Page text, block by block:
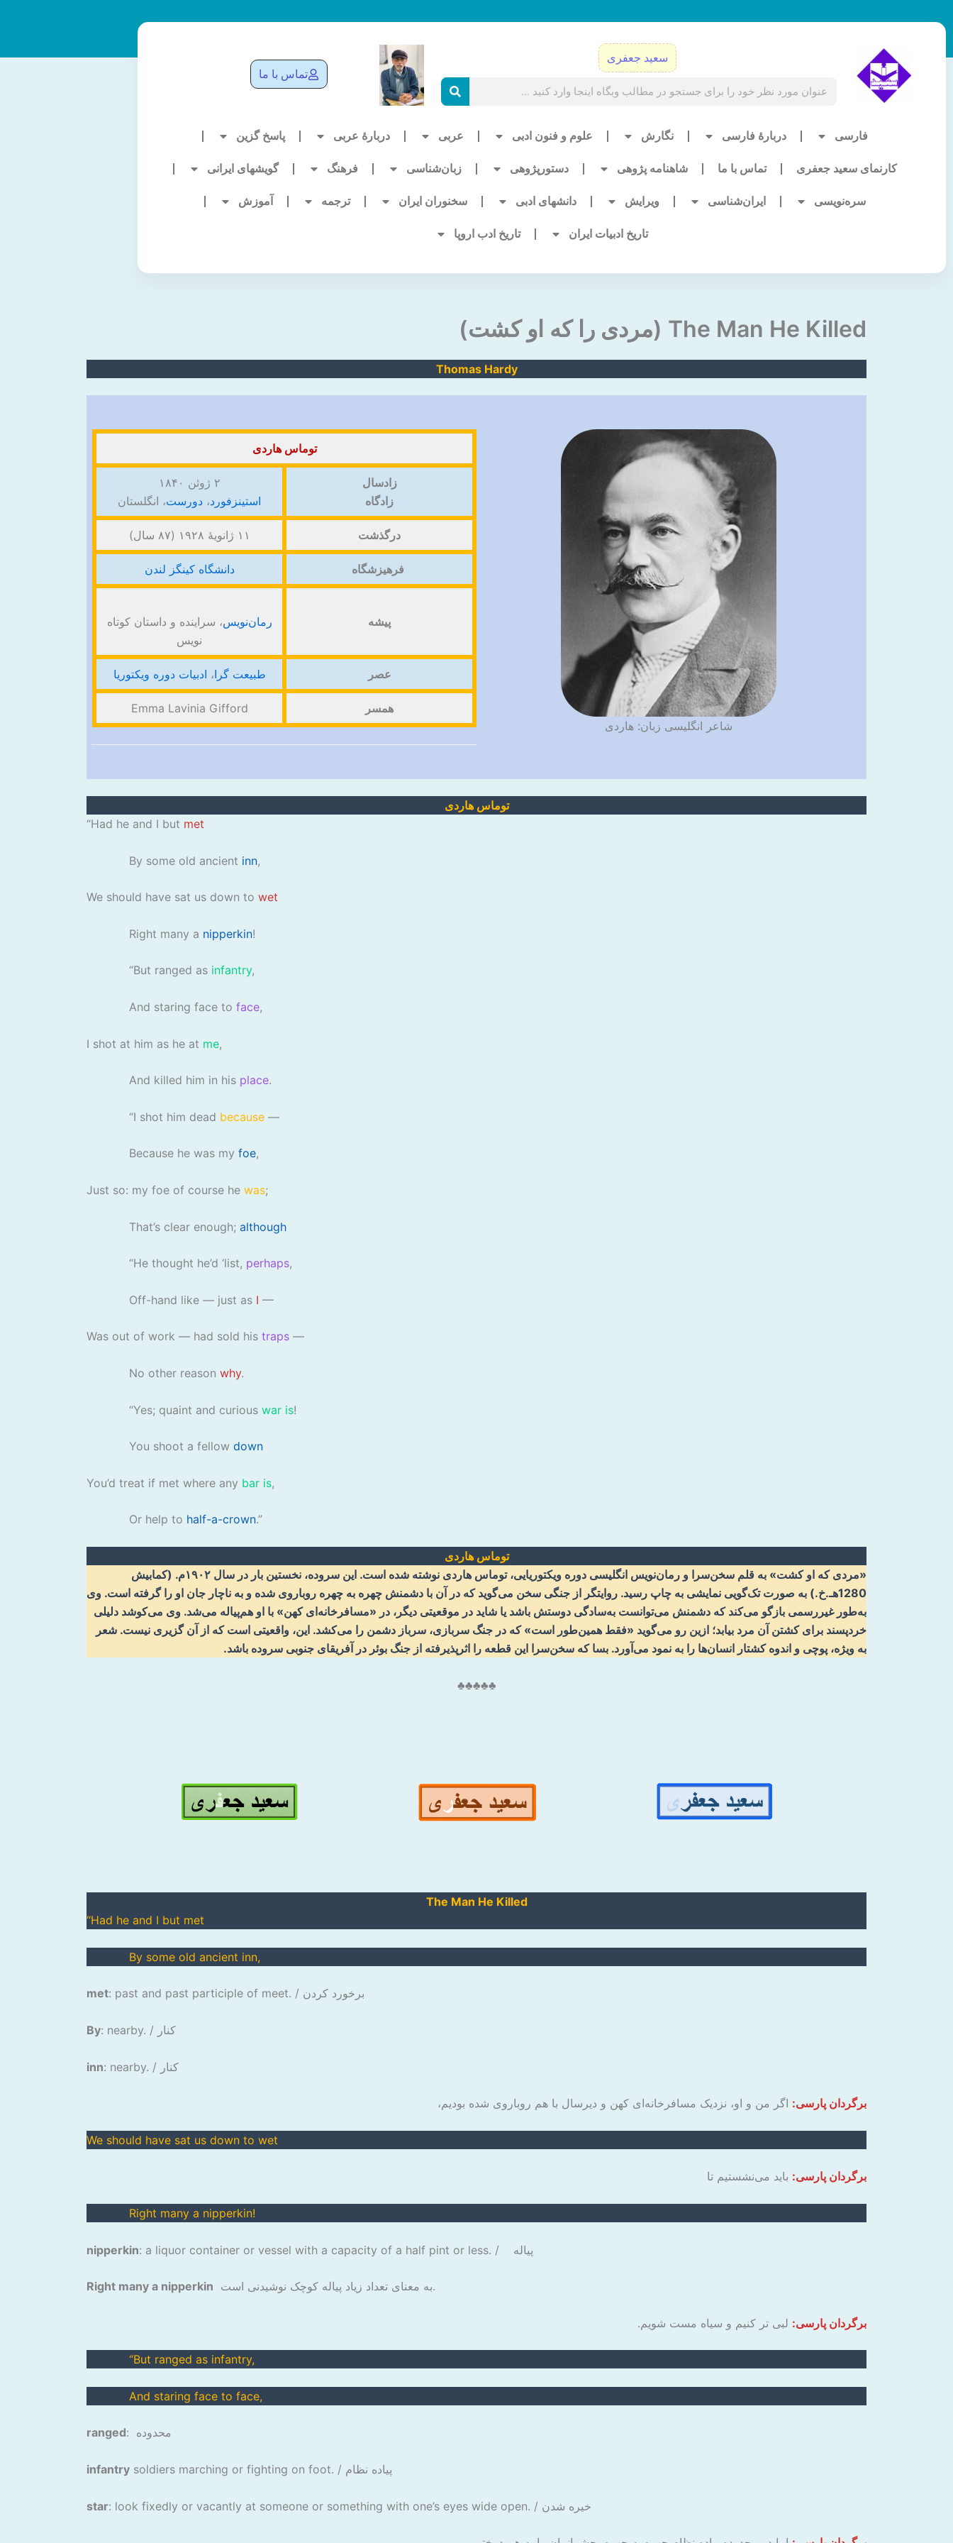
به
سعید جعفری
تماس با ما
فارسی دربارۀ فارسی نگارش علوم و فنون ادبی عربی دربارۀ عربی پاسخ گزین
کارنمای سعید جعفری تماس با ما شاهنامه پژوهی دستورپژوهی زبان‌شناسی فرهنگ گویشهای ایرانی
سره‌نویسی ایران‌شناسی ویرایش دانشهای ادبی سخنوران ایران ترجمه آموزش
تاریخ ادبیات ایران تاریخ ادب اروپا
The Man He Killed (مردی را که او کشت)
Thomas Hardy
شاعر انگلیسی زبان: هاردی
توماس هاردی
زادسال
زادگاه
۲ ژوئن ۱۸۴۰
استینزفورد، دورست، انگلستان
درگذشت ۱۱ ژانویهٔ ۱۹۲۸ (۸۷ سال)
فرهیزشگاه دانشگاه کینگز لندن
پیشه رمان‌نویس، سراینده و داستان کوتاه
نویس
عصر طبیعت گرا، ادبیات دوره ویکتوریا
همسر Emma Lavinia Gifford
توماس هاردی
“Had he and I but met
By some old ancient inn,
We should have sat us down to wet
Right many a nipperkin!
“But ranged as infantry,
And staring face to face,
I shot at him as he at me,
And killed him in his place.
“I shot him dead because —
Because he was my foe,
Just so: my foe of course he was;
That’s clear enough; although
“He thought he’d ‘list, perhaps,
Off-hand like — just as I —
Was out of work — had sold his traps —
No other reason why.
“Yes; quaint and curious war is!
You shoot a fellow down
You’d treat if met where any bar is,
Or help to half-a-crown.”
توماس هاردی
«مردی که او کشت» به قلم سخن‌سرا و رمان‌نویس انگلیسی دوره ویکتوریایی، توماس هاردی نوشته شده است. این سروده، نخستین بار در سال ۱۹۰۲م. (کمابیش
1280هـ.خ.) به صورت تک‌گویی نمایشی به چاپ رسید. روایتگر از جنگی سخن می‌گوید که در آن با دشمنش چهره به چهره روباروی شده و به ناچار جان او را گرفته است. وی
به‌طور غیررسمی بازگو می‌کند که دشمنش می‌توانست به‌سادگی دوستش باشد یا شاید در موقعیتی دیگر، در «مسافرخانه‌ای کهن» با او هم‌پیاله می‌شد. وی می‌کوشد دلیلی
خردپسند برای کشتن آن مرد بیابد؛ ازین رو می‌گوید «فقط همین‌طور است» که در جنگ سربازی، سرباز دشمن را می‌کشد. این، واقعیتی است که از آن گزیری نیست. شعر
به ویژه، پوچی و اندوه کشتار انسان‌ها را به نمود می‌آورد. بسا که سخن‌سرا این قطعه را اثرپذیرفته از جنگ بوئر در آفریقای جنوبی سروده باشد.
♣♣♣♣♣
The Man He Killed
“Had he and I but met
By some old ancient inn,
met : past and past participle of meet. / برخورد کردن
By : nearby. / کنار
inn : nearby. / کنار
برگردان پارسی: اگر من و او، نزدیک مسافرخانه‌ای کهن و دیرسال با هم روباروی شده بودیم،
We should have sat us down to wet
برگردان پارسی: باید می‌نشستیم تا
Right many a nipperkin!
nipperkin
Right many a nipperkin به معنای تعداد زیاد پیاله کوچک نوشیدنی است.
برگردان پارسی: لبی تر کنیم و سیاه مست شویم.
“But ranged as infantry,
And staring face to face,
ranged : محدوده
infantry soldiers marching or fighting on foot. / پیاده نظام
star : look fixedly or vacantly at someone or something with one’s eyes wide open. / خیره شدن